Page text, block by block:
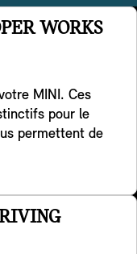
WORKS
MINI. Ces
pour le
permettent de
des sièges
et offrent un
vous
légendaire de la